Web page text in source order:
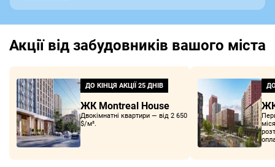
Акції від забудовників вашого міста
ДО КІНЦЯ АКЦІЇ 25 ДНІВ
ЖК Montreal House
Двокімнатні квартири — від 2 650
$/м².